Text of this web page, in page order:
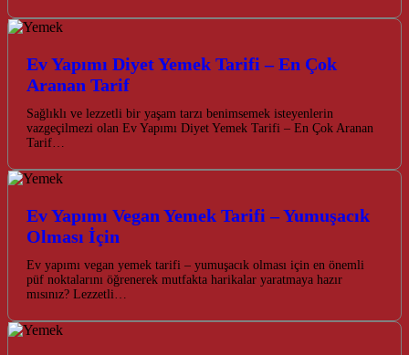
Ev Yapımı Diyet Yemek Tarifi – En Çok
Aranan Tarif
Sağlıklı ve lezzetli bir yaşam tarzı benimsemek isteyenlerin
vazgeçilmezi olan Ev Yapımı Diyet Yemek Tarifi – En Çok Aranan
Tarif…
Ev Yapımı Vegan Yemek Tarifi – Yumuşacık
Olması İçin
Ev yapımı vegan yemek tarifi – yumuşacık olması için en önemli
püf noktalarını öğrenerek mutfakta harikalar yaratmaya hazır
mısınız? Lezzetli…